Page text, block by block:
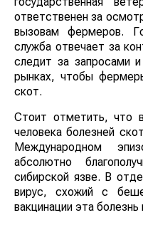
ответственен за
вызовам фермеров.
служба отвечает за
следит за запросами
рынках, чтобы
скот.
Стоит отметить, что
человека болезней
Международном
абсолютно
сибирской язве. В
вирус, схожий с
вакцинации эта